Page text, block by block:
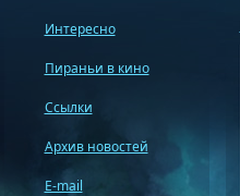
Интересно
Пираньи в кино
Ссылки
Архив новостей
E-mail